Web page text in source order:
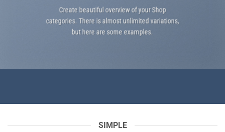
Create beautiful overview of your Shop
categories. There is almost unlimited variations,
but here are some examples.
SIMPLE